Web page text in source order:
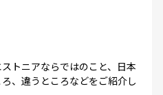
トニアならではのこと、日本
、違うところなどをご紹介し